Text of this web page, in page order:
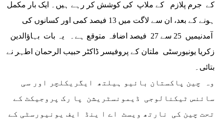
کے جرم پلازم کے ملاپ کی کوشش کر رہے ہیں۔ ایک بار مکمل
ہونے کے بعد، ان سے لاگت میں 13 فیصد کمی اور کسانوں کی
آمدنیمیں 25 سے 27 فیصد اضافہ متوقع ہے۔ یہ بات بہاؤالدین
زکریا یونیورسٹی ملتان کے پروفیسر ڈاکٹر حبیب الرحمان اطہر نے
بتائی۔
سائنس ٹیکنالوجی ڈیمونسٹریشن پا رک پروجیکٹ کے
تحت چین کی نارتھ ویسٹ اے ا ینڈ ایف یونیورسٹی کے